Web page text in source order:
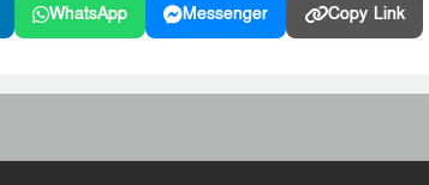
WhatsApp Messenger Copy Link